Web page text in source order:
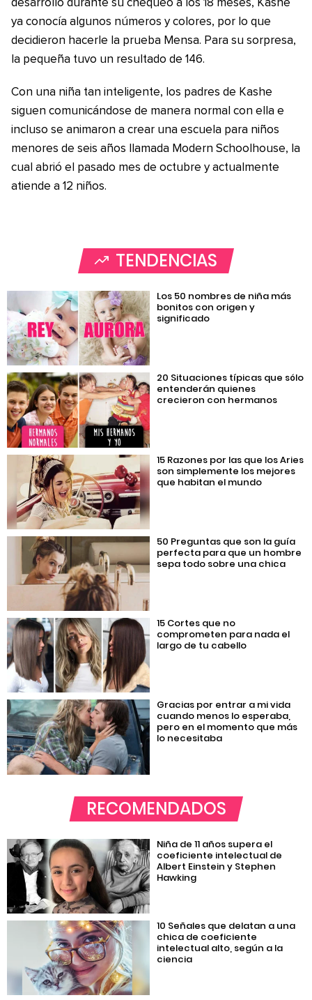
desarrollo durante su chequeo a los 18 meses, Kashe
ya conocía algunos números y colores, por lo que
decidieron hacerle la prueba Mensa. Para su sorpresa,
la pequeña tuvo un resultado de 146.
Con una niña tan inteligente, los padres de Kashe
siguen comunicándose de manera normal con ella e
incluso se animaron a crear una escuela para niños
menores de seis años llamada Modern Schoolhouse, la
cual abrió el pasado mes de octubre y actualmente
atiende a 12 niños.
TENDENCIAS
Los 50 nombres de niña más
bonitos con origen y
significado
20 Situaciones típicas que sólo
entenderán quienes
crecieron con hermanos
15 Razones por las que los Aries
son simplemente los mejores
que habitan el mundo
50 Preguntas que son la guía
perfecta para que un hombre
sepa todo sobre una chica
15 Cortes que no
comprometen para nada el
largo de tu cabello
Gracias por entrar a mi vida
cuando menos lo esperaba,
pero en el momento que más
lo necesitaba
RECOMENDADOS
Niña de 11 años supera el
coeficiente intelectual de
Albert Einstein y Stephen
Hawking
10 Señales que delatan a una
chica de coeficiente
intelectual alto, según a la
ciencia